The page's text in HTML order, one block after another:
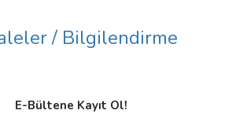
/ Bilgilendirme
E-Bültene Kayıt Ol!